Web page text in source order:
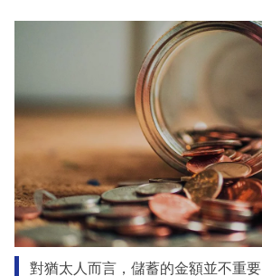
對猶太人而言，儲蓄的金額並不重